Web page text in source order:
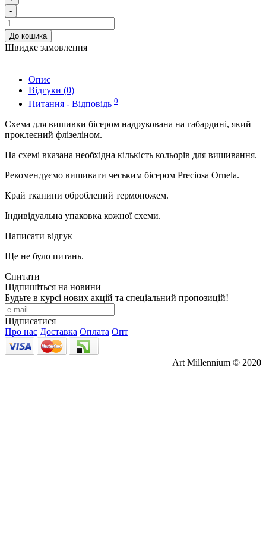
-
До кошика
Швидке замовлення
Опис
Відгуки (0)
Питання - Відповідь 0
Схема для вишивки бісером надрукована на габардині, який
проклеєний флізеліном.
На схемі вказана необхідна кількість кольорів для вишивання.
Рекомендуємо вишивати чеським бісером Preciosa Ornela.
Край тканини оброблений термоножем.
Індивідуальна упаковка кожної схеми.
Написати відгук
Ще не було питань.
Спитати
Підпишіться на новини
Будьте в курсі нових акцій та спеціальний пропозицій!
Підписатися
Про нас Доставка Оплата Опт
Art Millennium © 2020